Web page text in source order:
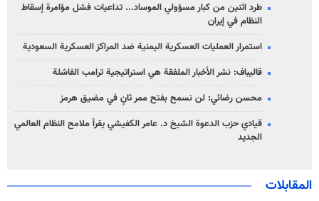
طرد اثنين من كبار مسؤولي الموساد... تداعيات فشل مؤامرة إسقاط
النظام في إيران
استمرار العمليات العسكرية اليمنية ضد المراكز العسكرية السعودية
قاليباف: نشر الأخبار الملفقة هي استراتيجية ترامب الفاشلة
محسن رضائي: لن نسمح بفتح ممر ثانٍ في مضيق هرمز
قيادي حزب الدعوة الشيخ د. عامر الكفيشي يقرأ ملامح النظام العالمي
الجديد
المقابلات